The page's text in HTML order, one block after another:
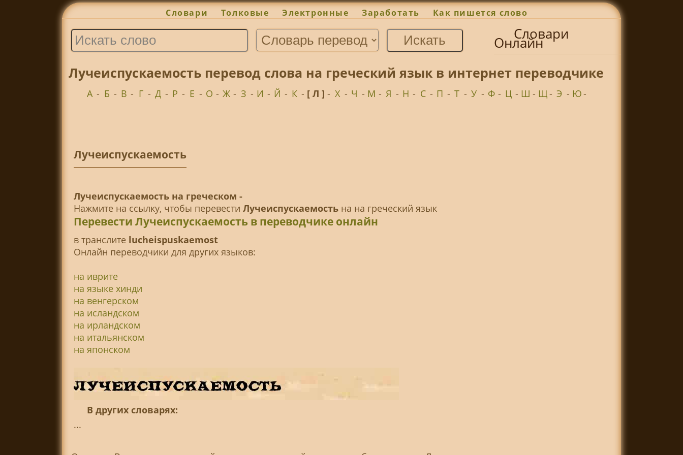
Словари Толковые Электронные Заработать Как пишется слово
Словари
Онлайн
Лучеиспускаемость перевод слова на греческий язык в интернет переводчике
А - Б - В - Г - Д - Р - Е - О - Ж - З - И - Й - К - [ Л ]- Х - Ч - М - Я - Н - С - П - Т - У - Ф - Ц - Ш - Щ- Э - Ю-
Лучеиспускаемость
Лучеиспускаемость на греческом -
Нажмите на ссылку, чтобы перевести Лучеиспускаемостьна на греческий язык
Перевести Лучеиспускаемость в переводчике онлайн
в транслитe lucheispuskaemost
Онлайн переводчики для других языков:
на иврите
на языке хинди
на венгерском
на исландском
на ирландском
на итальянском
на японском
В других словарях:
...